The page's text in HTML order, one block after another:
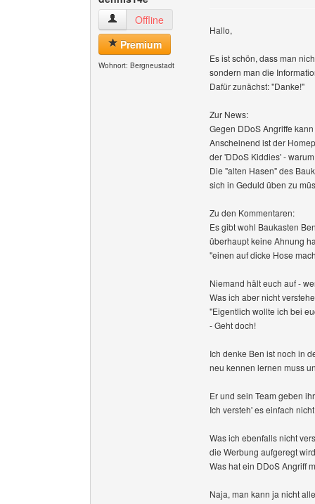
dennis14e Benutzer-Profile anzeigen
Offline
Premium
Wohnort: Bergneustadt
Hallo,
Es ist schön, dass man
sondern man die
Dafür zunächst: "Danke!"
Zur News:
Gegen DDoS Angriffe
Anscheinend ist der
der 'DDoS Kiddies' -
Die "alten Hasen" des
sich in Geduld üben zu
Zu den Kommentaren:
Es gibt wohl Baukasten
überhaupt keine Ahnung
"einen auf dicke Hose
Niemand hält euch auf -
Was ich aber nicht
"Eigentlich wollte ich bei
- Geht doch!
Ich denke Ben ist noch in
neu kennen lernen muss
Er und sein Team geben
Ich versteh' es einfach
Was ich ebenfalls nicht
die Werbung aufgeregt
Was hat ein DDoS Angriff
Naja, man kann ja nicht